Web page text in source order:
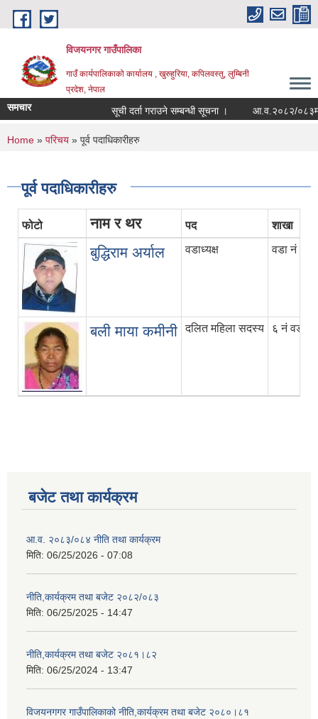
Skip to main content
विजयनगर गाउँपालिका
गाउँ कार्यपालिकाको कार्यालय , खुरुहुरिया, कपिलवस्तु, लुम्बिनी
प्रदेश, नेपाल
समचार सूची दर्ता गराउने सम्बन्धी सूचना । आ.व.२०८२/०८३मा
You are here
Home » परिचय » पूर्व पदाधिकारीहरु
पूर्व पदाधिकारीहरु
फोटो नाम र थर पद शाखा
बुद्धिराम अर्याल वडाध्यक्ष वडा नं ३
बली माया कमीनी दलित महिला सदस्य ६ नं वडा
बजेट तथा कार्यक्रम
आ.व. २०८३/०८४ नीति तथा कार्यक्रम
मिति: 06/25/2026 - 07:08
नीति,कार्यक्रम तथा बजेट २०८२/०८३
मिति: 06/25/2025 - 14:47
नीति,कार्यक्रम तथा बजेट २०८१।८२
मिति: 06/25/2024 - 13:47
विजयनगगर गाउँपालिकाको नीति,कार्यक्रम तथा बजेट २०८०।८१